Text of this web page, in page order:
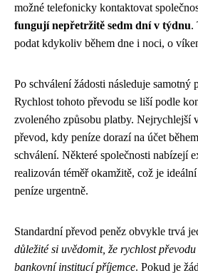
možné telefonicky kontaktovat
fungují nepřetržitě sedm dní v týdnu.
podat kdykoliv během dne i noci, o
Po schválení žádosti následuje samotný
Rychlost tohoto převodu se liší podle
zvoleného způsobu platby. Nejrychlejší
převod, kdy peníze dorazí na účet
schválení. Některé společnosti nabízejí
realizován téměř okamžitě, což je
peníze urgentně.
Standardní převod peněz obvykle trvá
důležité si uvědomit, že rychlost
bankovní institucí příjemce. Pokud je